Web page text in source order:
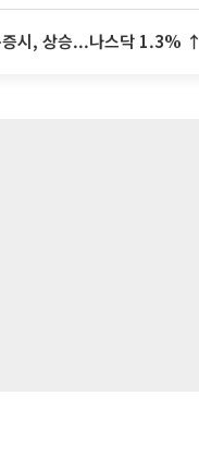
증시, 상승...나스닥 1.3% ↑